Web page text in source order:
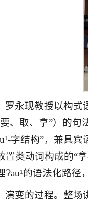
罗永现教授以构式
、取、拿”）的句
字结构”，兼具
置类动词构成的“
Ɂau¹的语法化路径
演变的过程。整场